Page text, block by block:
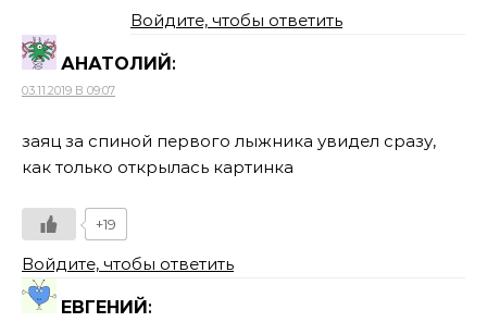
Войдите, чтобы ответить
АНАТОЛИЙ:
03.11.2019 В 09:07
заяц за спиной первого лыжника увидел сразу,
как только открылась картинка
+19
Войдите, чтобы ответить
ЕВГЕНИЙ: